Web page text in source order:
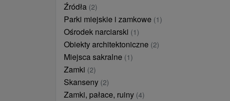
Źródła (2)
Parki miejskie i zamkowe (1)
Ośrodek narciarski (1)
Obiekty architektoniczne (2)
Miejsca sakralne (1)
Zamki (2)
Skanseny (2)
Zamki, pałace, ruiny (4)